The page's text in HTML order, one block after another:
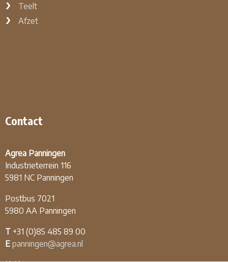
Teelt
Afzet
Contact
Agrea Panningen
Industrieterrein 116
5981 NC Panningen
Postbus 7021
5980 AA Panningen
T +31 (0)85 485 89 00
E panningen@agrea.nl